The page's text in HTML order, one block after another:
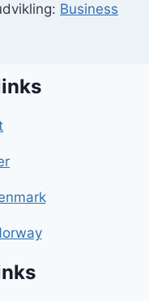
Business